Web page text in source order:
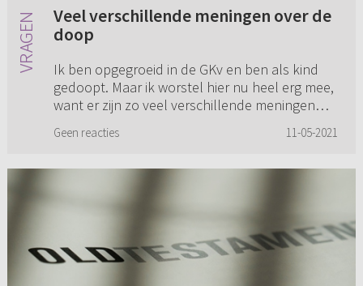
Veel verschillende meningen over de
doop
Ik ben opgegroeid in de GKv en ben als kind
gedoopt. Maar ik worstel hier nu heel erg mee,
want er zijn zo veel verschillende meningen
de volwassenendoop? ...
Geen reacties 11-05-2021